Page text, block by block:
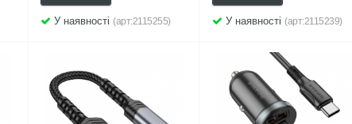
У наявності(арт:2115255) У наявності(арт:2115239)